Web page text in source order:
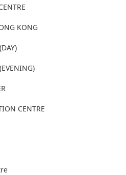
KONG
CENTRE